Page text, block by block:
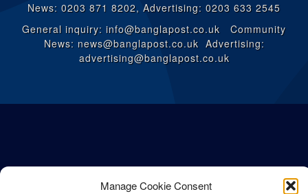
Manage Cookie Consent
News: 0203 871 8202, Advertising: 0203 633 2545
General inquiry: info@banglapost.co.uk Community
News: news@banglapost.co.uk Advertising:
advertising@banglapost.co.uk